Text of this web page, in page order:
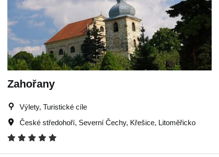
Zahořany
Výlety, Turistické cíle
České středohoří, Severní Čechy, Křešice, Litoměřicko